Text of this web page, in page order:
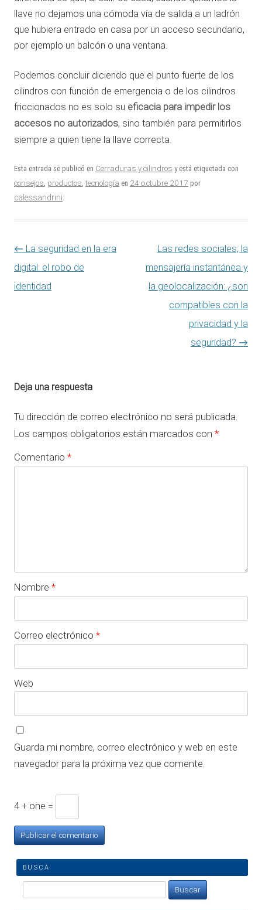
llave no dejamos una cómoda vía de salida a un ladrón
que hubiera entrado en casa por un acceso secundario,
por ejemplo un balcón o una ventana.
Podemos concluir diciendo que el punto fuerte de los
cilindros con función de emergencia o de los cilindros
friccionados no es solo su eficacia para impedir los
accesos no autorizados, sino también para permitirlos
siempre a quien tiene la llave correcta.
Esta entrada se publicó en Cerraduras y cilindros y está etiquetada con
consejos, productos, tecnología en 24 octubre 2017 por
calessandrini.
Navegación de entradas
← La seguridad en la era
digital: el robo de
identidad
Las redes sociales, la
mensajería instantánea y
la geolocalización: ¿son
compatibles con la
privacidad y la
seguridad? →
Deja una respuesta
Tu dirección de correo electrónico no será publicada.
Los campos obligatorios están marcados con *
Comentario *
Nombre *
Correo electrónico *
Web
Guarda mi nombre, correo electrónico y web en este
navegador para la próxima vez que comente.
4 + one =
BUSCA